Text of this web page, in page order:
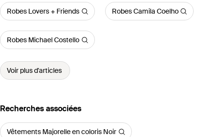
Robes Lovers + Friends Robes Camila Coelho
Robes Michael Costello
Voir plus d'articles
Recherches associées
Vêtements Majorelle en coloris Noir